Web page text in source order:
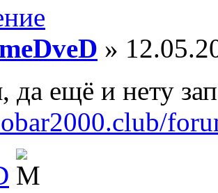
meDveD »
да ещё и нету